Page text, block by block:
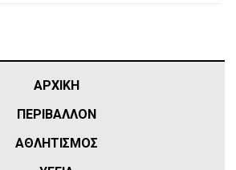
ΑΡΧΙΚΗ
ΠΕΡΙΒΑΛΛΟΝ
ΑΘΛΗΤΙΣΜΌΣ